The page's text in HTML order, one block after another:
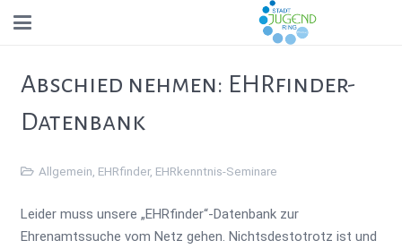
Abschied nehmen: EHRfinder-
Datenbank
Allgemein EHRfinder, EHRkenntnis-Seminare
Leider muss unsere „EHRfinder“-Datenbank zur
Ehrenamtssuche vom Netz gehen. Nichtsdestotrotz ist und